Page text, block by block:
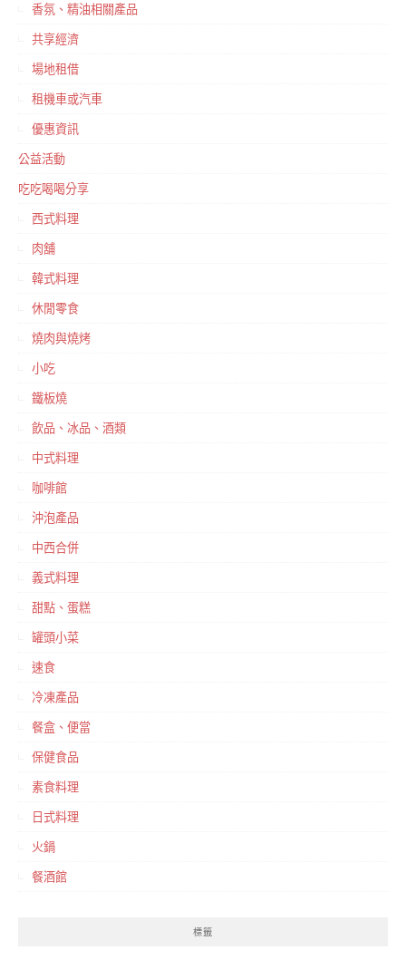
香氛、精油相關產品
共享經濟
場地租借
租機車或汽車
優惠資訊
公益活動
吃吃喝喝分享
西式料理
肉舖
韓式料理
休閒零食
燒肉與燒烤
小吃
鐵板燒
飲品、冰品、酒類
中式料理
咖啡館
沖泡產品
中西合併
義式料理
甜點、蛋糕
罐頭小菜
速食
冷凍產品
餐盒、便當
保健食品
素食料理
日式料理
火鍋
餐酒館
標籤